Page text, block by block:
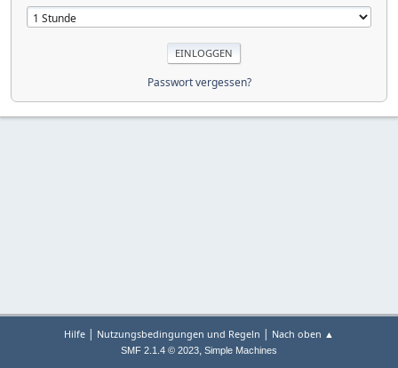
Passwort vergessen?
Hilfe | Nutzungsbedingungen und Regeln | Nach oben ▲
SMF 2.1.4 © 2023, Simple Machines